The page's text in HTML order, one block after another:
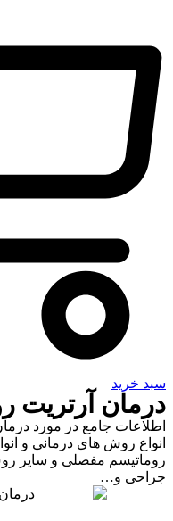
سبد خرید
درمان آرتریت
اطلاعات جامع در مورد
انواع روش های درمانی و
روماتیسم مفصلی و سایر
جراحی و…